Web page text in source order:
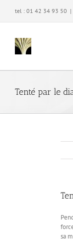
contenu
tel : 01 42 34 93 50 |
Tenté par le
sa